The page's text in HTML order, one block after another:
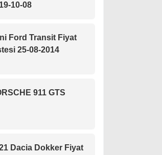
10-08
Ford Transit Fiyat
25-08-2014
911 GTS
Dacia Dokker Fiyat